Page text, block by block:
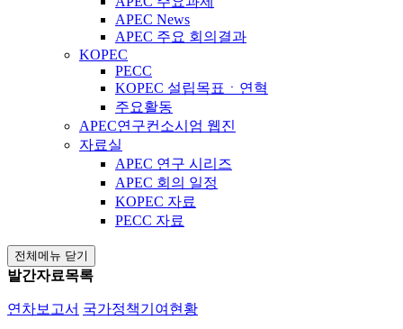
APEC News
APEC 주요 회의결과
KOPEC
PECC
KOPEC 설립목표ㆍ연혁
주요활동
APEC연구컨소시엄 웹진
자료실
APEC 연구 시리즈
APEC 회의 일정
KOPEC 자료
PECC 자료
전체메뉴 닫기
발간자료목록
연차보고서 국가정책기여현황